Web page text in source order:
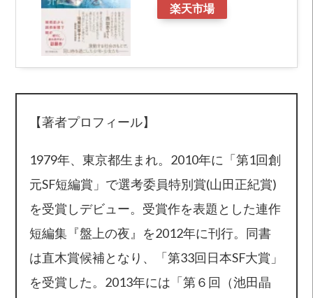
楽天市場
【著者プロフィール】
1979年、東京都生まれ。2010年に「第1回創
元SF短編賞」で選考委員特別賞(山田正紀賞)
を受賞しデビュー。受賞作を表題とした連作
短編集『盤上の夜』を2012年に刊行。同書
は直木賞候補となり、「第33回日本SF大賞」
を受賞した。2013年には「第６回（池田晶